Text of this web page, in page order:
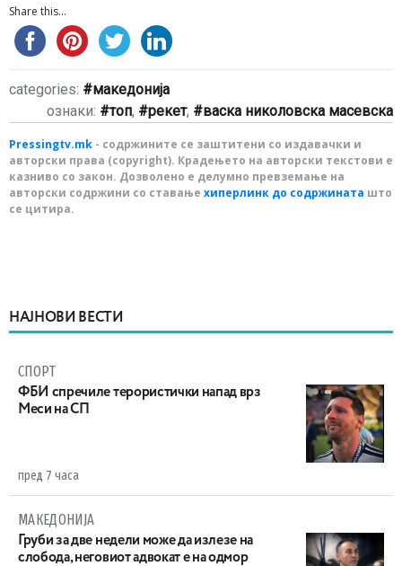
Share this...
categories:
македонија
ознаки:
топ, рекет, васка николовска масевска
Pressingtv.mk - содржините се заштитени со издавачки и
авторски права (copyright). Крадењето на авторски текстови е
казниво со закон. Дозволено е делумно превземање на
авторски содржини со ставање хиперлинк до содржината што
се цитира.
НАЈНОВИ ВЕСТИ
СПОРТ
ФБИ спречиле терористички напад врз
Меси на СП
пред 7 часа
МАКЕДОНИЈА
Груби за две недели може да излезе на
слобода, неговиот адвокат е на одмор